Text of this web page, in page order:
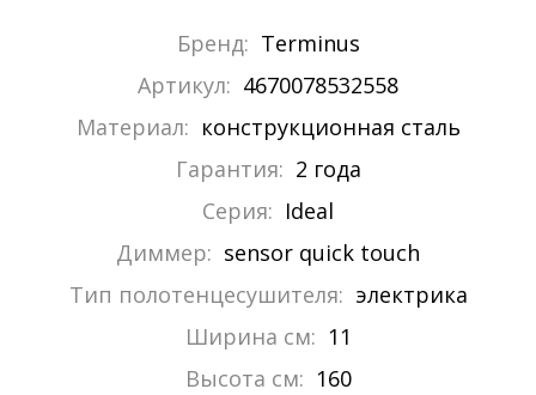
Бренд: Terminus
Артикул: 4670078532558
Материал: конструкционная сталь
Гарантия: 2 года
Серия: Ideal
Диммер: sensor quick touch
Тип полотенцесушителя: электрика
Ширина см: 11
Высота см: 160